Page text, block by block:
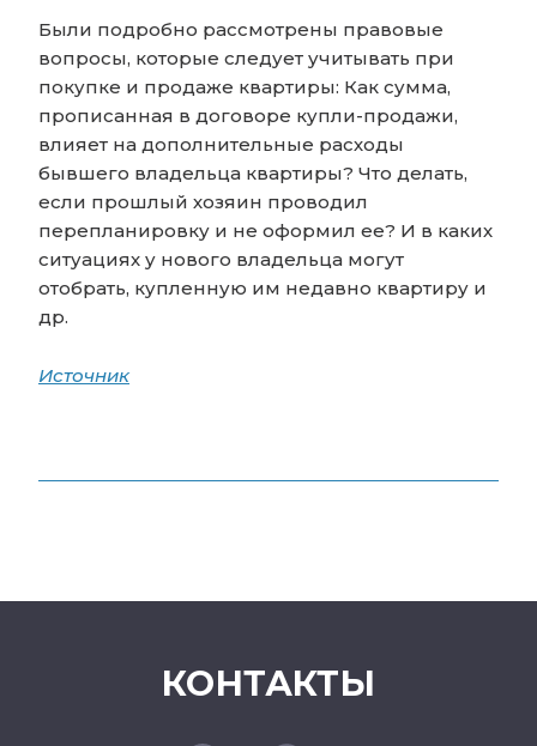
Были подробно рассмотрены правовые
вопросы, которые следует учитывать при
покупке и продаже квартиры: Как сумма,
прописанная в договоре купли-продажи,
влияет на дополнительные расходы
бывшего владельца квартиры? Что делать,
если прошлый хозяин проводил
перепланировку и не оформил ее? И в каких
ситуациях у нового владельца могут
отобрать, купленную им недавно квартиру и
др.
Источник
КОНТАКТЫ